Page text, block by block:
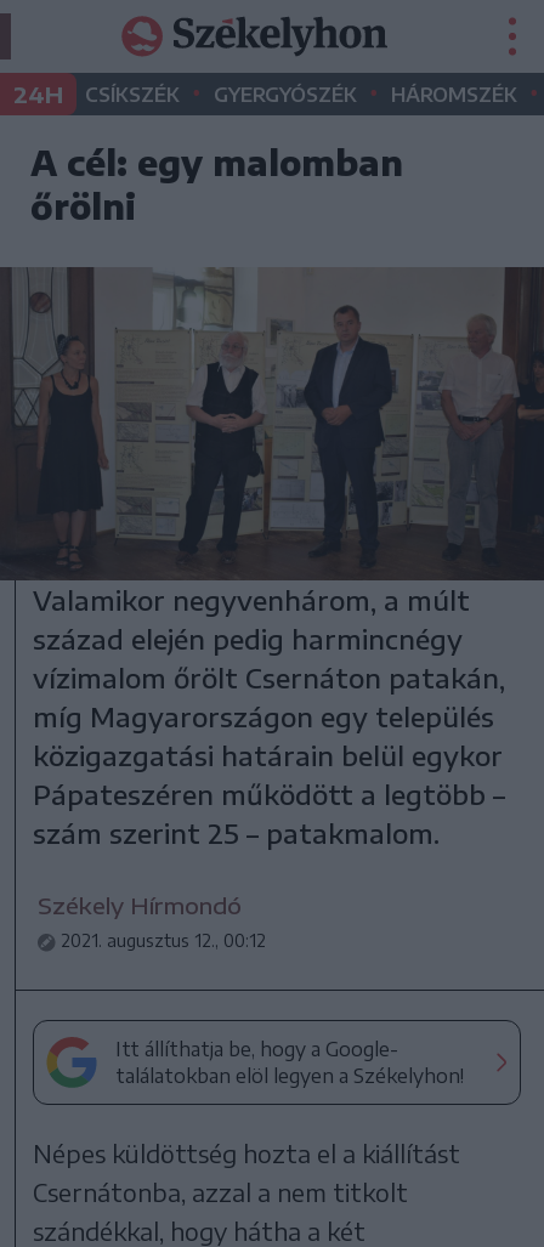
24H CSÍKSZÉK • GYERGYÓSZÉK • HÁROMSZÉK •
A cél: egy malomban
őrölni
Valamikor negyvenhárom, a múlt
század elején pedig harmincnégy
vízimalom őrölt Csernáton patakán,
míg Magyarországon egy település
közigazgatási határain belül egykor
Pápateszéren működött a legtöbb –
szám szerint 25 – patakmalom.
Székely Hírmondó
2021. augusztus 12., 00:12
Itt állíthatja be, hogy a Google-
találatokban elöl legyen a Székelyhon!
Népes küldöttség hozta el a kiállítást
Csernátonba, azzal a nem titkolt
szándékkal, hogy hátha a két